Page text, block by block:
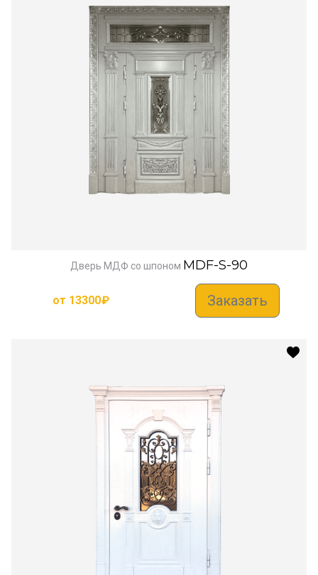
Дверь МДФ со шпоном MDF-S-90
от 13300₽ Заказать